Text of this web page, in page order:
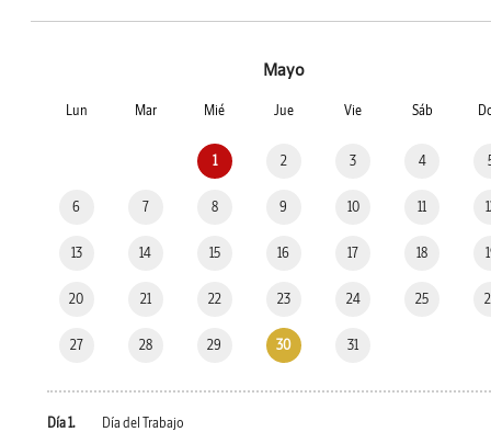
Mayo
Lun Mar Mié Jue Vie Sáb
1 2 3 4
6 7 8 9 10 11
13 14 15 16 17 18
20 21 22 23 24 25
27 28 29 30 31
Día 1. Día del Trabajo